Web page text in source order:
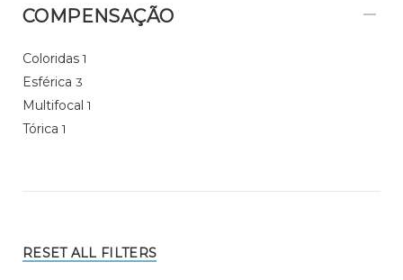
COMPENSAÇÃO
Coloridas 1
Esférica 3
Multifocal 1
Tórica 1
RESET ALL FILTERS